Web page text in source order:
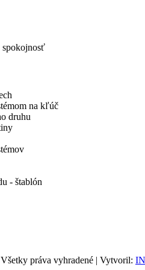
spokojnosť
na kľúč
druhu
- štablón
práva vyhradené | Vytvoril: